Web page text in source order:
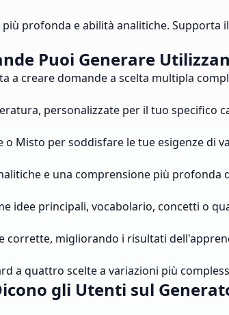
profonda e abilità analitiche.
Puoi Generare
a creare domande a scelta multipla
personalizzate per il tuo specifico
Misto per soddisfare le tue esigenze di
e una comprensione più profonda
idee principali, vocabolario, concetti o
corrette, migliorando i risultati
a quattro scelte a variazioni più
gli Utenti sul